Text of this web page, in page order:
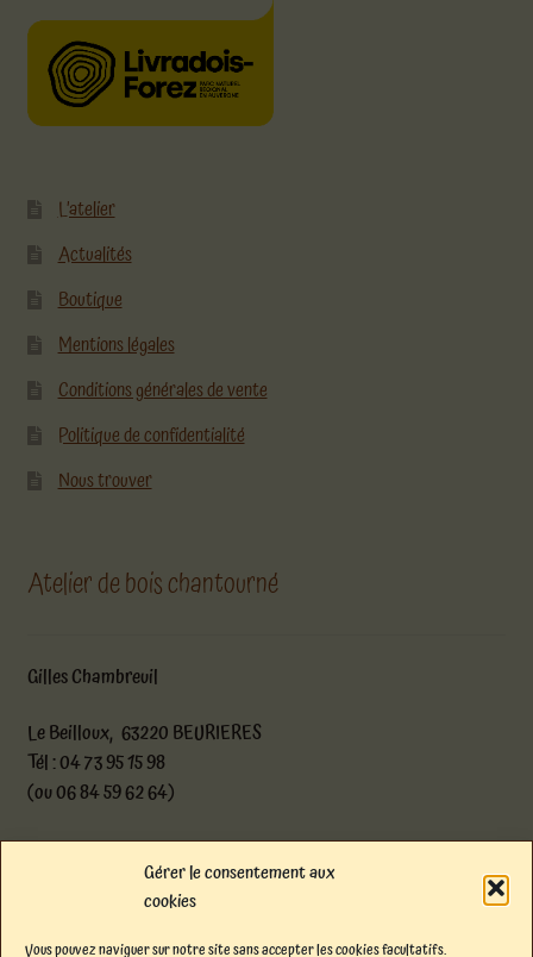
Gérer le consentement aux
cookies
Vous pouvez naviguer sur notre site sans accepter les cookies facultatifs.
L’atelier
Actualités
Boutique
Mentions légales
Conditions générales de vente
Politique de confidentialité
Nous trouver
Atelier de bois chantourné
Gilles Chambreuil
Le Beilloux, 63220 BEURIERES
Tél : 04 73 95 15 98
(ou 06 84 59 62 64)
atelier@boischantourne.com